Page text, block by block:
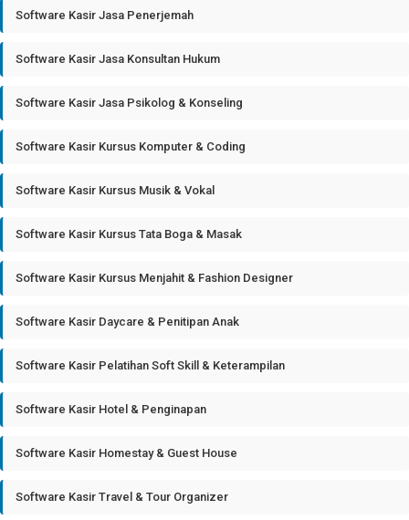
Software Kasir Jasa Penerjemah
Software Kasir Jasa Konsultan Hukum
Software Kasir Jasa Psikolog & Konseling
Software Kasir Kursus Komputer & Coding
Software Kasir Kursus Musik & Vokal
Software Kasir Kursus Tata Boga & Masak
Software Kasir Kursus Menjahit & Fashion Designer
Software Kasir Daycare & Penitipan Anak
Software Kasir Pelatihan Soft Skill & Keterampilan
Software Kasir Hotel & Penginapan
Software Kasir Homestay & Guest House
Software Kasir Travel & Tour Organizer